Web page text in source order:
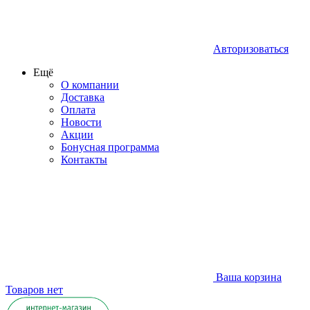
Авторизоваться
Ещё
О компании
Доставка
Оплата
Новости
Акции
Бонусная программа
Контакты
Ваша корзина
Товаров нет